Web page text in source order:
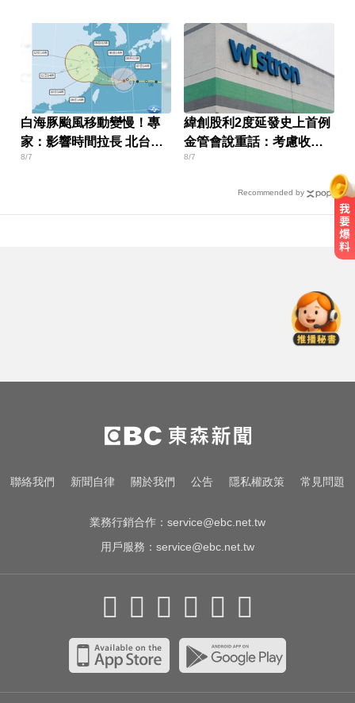
白海豚颱風移動變慢！專
家：影響時間拉長 北台恐
迎狂風暴雨
8/7
緯創股利2度延發史上首例
金管會說重話：考慮收回
股務自辦
8/7
Recommended by
侵中部西南空域
才宣佈停播一週！網紅「肥大叔」
突離世 團隊發聲證實
出國回台發燒狂拉！男竟罹傷寒 醫
聯絡我們 新聞自律 關於我們 公告 隱私權政策 常見問題
業務行銷合作： service@ebc.net.tw
用戶服務： service@ebc.net.tw